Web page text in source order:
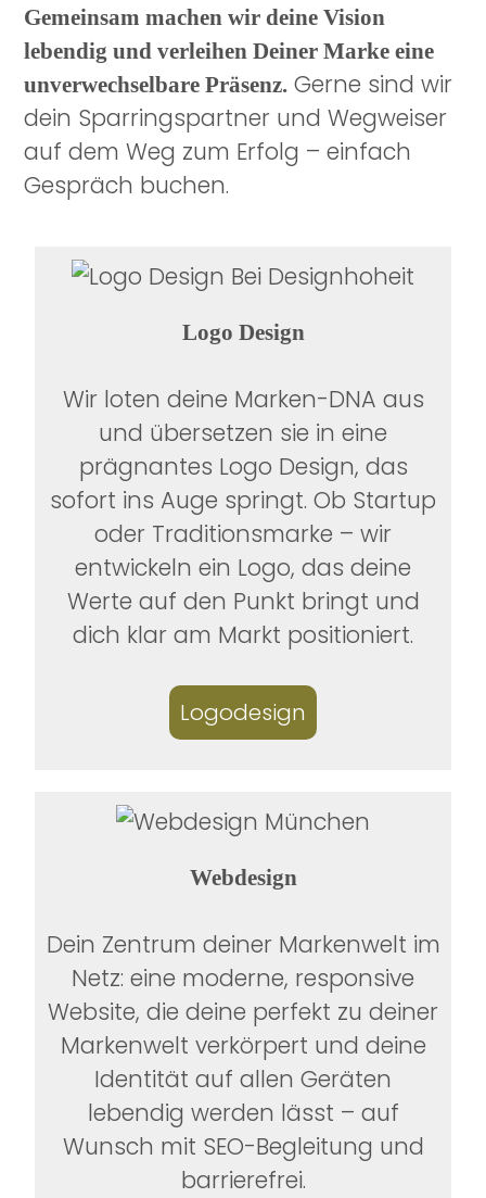
Gemeinsam machen wir deine Vision
lebendig und verleihen Deiner Marke eine
unverwechselbare Präsenz. Gerne sind wir
dein Sparringspartner und Wegweiser
auf dem Weg zum Erfolg – einfach
Gespräch buchen.
Logo Design
Wir loten deine Marken-DNA aus
und übersetzen sie in eine
prägnantes Logo Design, das
sofort ins Auge springt. Ob Startup
oder Traditionsmarke – wir
entwickeln ein Logo, das deine
Werte auf den Punkt bringt und
dich klar am Markt positioniert.
Logodesign
Webdesign
Dein Zentrum deiner Markenwelt im
Netz: eine moderne, responsive
Website, die deine perfekt zu deiner
Markenwelt verkörpert und deine
Identität auf allen Geräten
lebendig werden lässt – auf
Wunsch mit SEO-Begleitung und
barrierefrei.